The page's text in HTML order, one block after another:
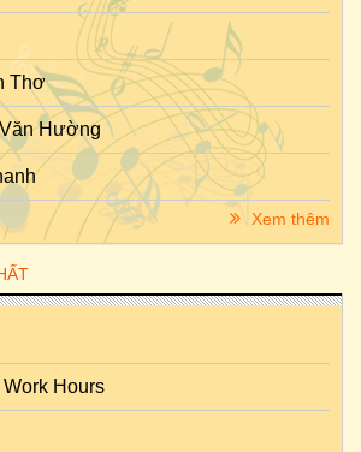
Thơ
Hường
Xem thêm
Hours